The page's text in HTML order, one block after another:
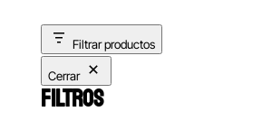
$75.00. $49.00.
Filtrar productos
Cerrar
FILTROS